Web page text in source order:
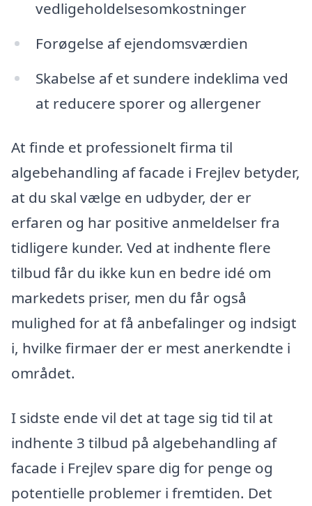
vedligeholdelsesomkostninger
Forøgelse af ejendomsværdien
Skabelse af et sundere indeklima ved
at reducere sporer og allergener
At finde et professionelt firma til
algebehandling af facade i Frejlev betyder,
at du skal vælge en udbyder, der er
erfaren og har positive anmeldelser fra
tidligere kunder. Ved at indhente flere
tilbud får du ikke kun en bedre idé om
markedets priser, men du får også
mulighed for at få anbefalinger og indsigt
i, hvilke firmaer der er mest anerkendte i
området.
I sidste ende vil det at tage sig tid til at
indhente 3 tilbud på algebehandling af
facade i Frejlev spare dig for penge og
potentielle problemer i fremtiden. Det